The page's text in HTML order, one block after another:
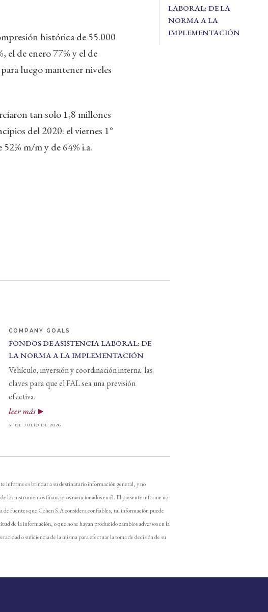
histórica de 55.000
de enero 77% y el de
luego mantener niveles
tan solo 1,8 millones
del 2020: el viernes 1°
m/m y de 64% i.a.
LABORAL: DE LA
NORMA A LA
IMPLEMENTACIÓN
COMPANY GOALS
FONDOS DE ASISTENCIA LABORAL: DE
LA NORMA A LA IMPLEMENTACIÓN
Vehículo, inversión y coordinación interna: las
claves para que el FAL sea una previsión
efectiva.
leer más
31 DE JULIO DE 2026
informe es brindar a su destinatario información general, y no
los instrumentos financieros mencionados en él. El presente informe no
fuentes que Cohen S.A considera confiables, tal información puede
de la información, o que no se hayan producido cambios adversos en la
o suficiencia de la misma para efectuar la toma de decisión de su